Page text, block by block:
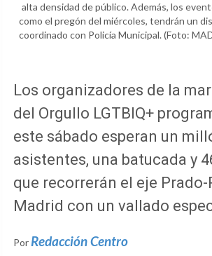
alta densidad de público. Además, los
como el pregón del miércoles, tendrán un
coordinado con Policía Municipal.(Foto:
Los organizadores de la
del Orgullo LGTBIQ+
este sábado esperan un
asistentes, una batucada y
que recorrerán el eje
Madrid con un vallado
Por Redacción Centro